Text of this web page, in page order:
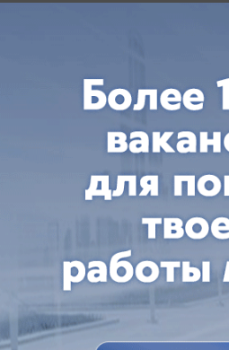
И рассказали редакции,